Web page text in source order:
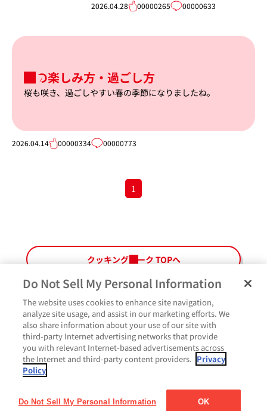
2026.04.28 00000265 00000633
春の楽しみ方・過ごし方
桜も咲き、過ごしやすい春の季節になりましたね。
2026.04.14 00000334 00000773
1
クッキングパーク TOPへ
ペ
ー
ジ
最
上
部
る
よくあるご質問 ご利用規約Glicoメンバーズ会員規約プライバシーポリシー
サイトマップお問い合わせCookie設定Glicoホームページ
Do Not Sell My Personal Information
The website uses cookies to enhance site navigation,
analyze site usage, and assist in our marketing efforts. We
also share information about your use of our site with
third-party Internet advertising networks that provide
you with relevant Internet-based advertisements across
the Internet and third-party content providers. Privacy
Policy
Do Not Sell My Personal Information OK